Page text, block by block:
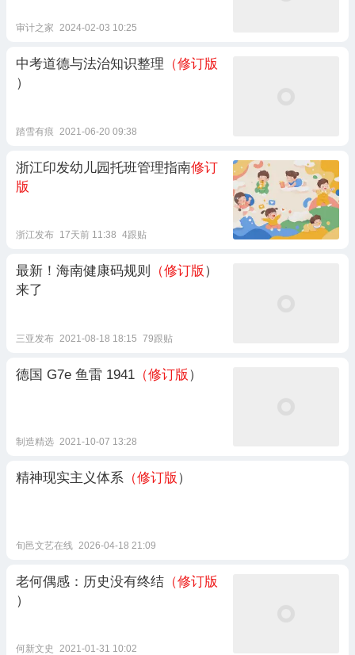
审计之家 2024-02-03 10:25
中考道德与法治知识整理 （修订版
）
踏雪有痕 2021-06-20 09:38
浙江印发幼儿园托班管理指南修订
版
浙江发布 17天前 11:38 4跟贴
最新！海南健康码规则 （修订版 ）
来了
三亚发布 2021-08-18 18:15 79跟贴
德国 G7e 鱼雷 1941 （修订版 ）
制造精选 2021-10-07 13:28
精神现实主义体系 （修订版 ）
旬邑文艺在线 2026-04-18 21:09
老何偶感：历史没有终结 （修订版
）
何新文史 2021-01-31 10:02